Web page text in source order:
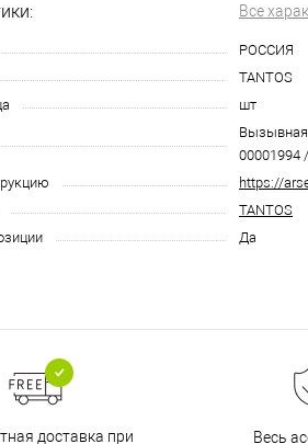
Все
РОССИЯ
TANTOS
шт
Вызывная
00001994
https://
TANTOS
Да
доставка при
Весь